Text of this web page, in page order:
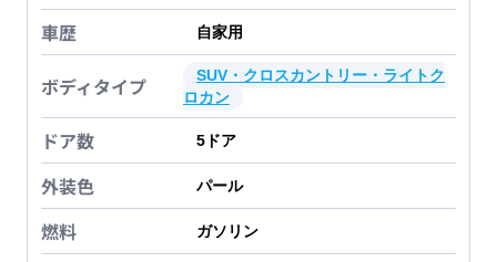
車歴 自家用
ボディタイプ
SUV・クロスカントリー・ライトク
ロカン
ドア数 5 ドア
外装色 パール
燃料 ガソリン